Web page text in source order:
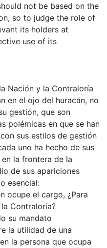
not be based on the
so to judge the role of
its holders at
use of its
Nación y la Contraloría
en el ojo del huracán, no
gestión, que son
polémicas en que se han
sus estilos de gestión
uno ha hecho de sus
la frontera de la
de sus apariciones
esencial:
ocupe el cargo, ¿Para
Contraloría?
su mandato
la utilidad de una
la persona que ocupa